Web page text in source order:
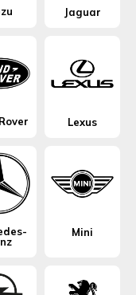
Jaguar
Lexus
Mini